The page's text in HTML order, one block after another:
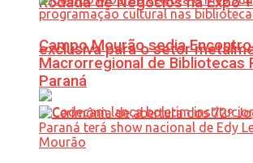
exclusiva para o setor
Campo Mourão sedia Encontro
Macrorregional de Bibliotecas
Paraná